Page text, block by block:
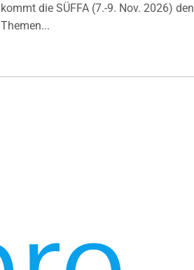
kommt die SÜFFA (7.-9. Nov. 2026) den
Themen...